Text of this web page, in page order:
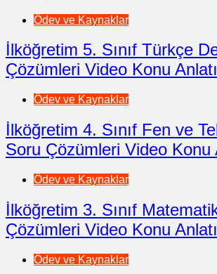
Ödev ve Kaynaklar
İlköğretim 5. Sınıf Türkçe
Çözümleri Video Konu
Ödev ve Kaynaklar
İlköğretim 4. Sınıf Fen ve
Soru Çözümleri Video Konu
Ödev ve Kaynaklar
İlköğretim 3. Sınıf
Çözümleri Video Konu
Ödev ve Kaynaklar